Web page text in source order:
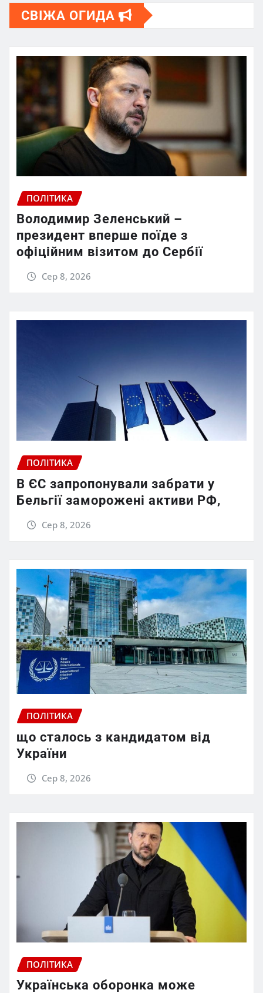
СВІЖА ОГИДА
ПОЛІТИКА
Володимир Зеленський –
президент вперше поїде з
офіційним візитом до Сербії
Сер 8, 2026
ПОЛІТИКА
В ЄС запропонували забрати у
Бельгії заморожені активи РФ,
Сер 8, 2026
ПОЛІТИКА
що сталось з кандидатом від
України
Сер 8, 2026
ПОЛІТИКА
Українська оборонка може